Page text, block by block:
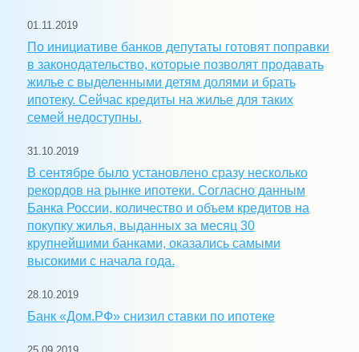
01.11.2019
По инициативе банков депутаты готовят поправки
в законодательство, которые позволят продавать
жилье с выделенными детям долями и брать
ипотеку. Сейчас кредиты на жилье для таких
семей недоступны.
31.10.2019
В сентябре было установлено сразу несколько
рекордов на рынке ипотеки. Согласно данным
Банка России, количество и объем кредитов на
покупку жилья, выданных за месяц 30
крупнейшими банками, оказались самыми
высокими с начала года.
28.10.2019
Банк «Дом.РФ» снизил ставки по ипотеке